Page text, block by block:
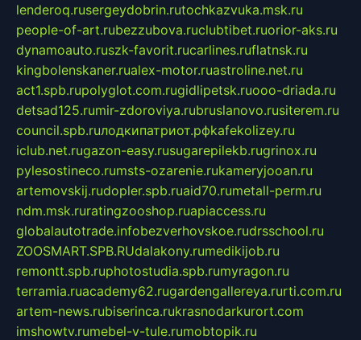
lenderoq.rusergeydobrin.rutochkazvuka.msk.ru
people-of-art.rubezzubova.ruclubtibet.ruorior-aks.ru
dynamoauto.ruszk-favorit.rucarlines.ruflatnsk.ru
kingbolenskaner.rualex-motor.ruastroline.net.ru
act1.spb.rupolyglot.com.rugidlipetsk.ruooo-driada.ru
detsad125.rumir-zdoroviya.rubruslanovo.rusiterem.ru
council.spb.ruлодкипатриот.рфkafekolizey.ru
iclub.net.rugazon-easy.rusugarepilekb.rugrinox.ru
pylesostineco.rumsts-ozarenie.rukameryjooan.ru
artemovskij.rudopler.spb.ruaid70.rumetall-perm.ru
ndm.msk.ruratingzooshop.ruapiaccess.ru
globalautotrade.infobezverhovskoe.rudrsschool.ru
ZOOSMART.SPB.RUdalakony.rumedikijob.ru
remontt.spb.ruphotostudia.spb.rumyragon.ru
terramia.ruacademy62.rugardengallereya.rurti.com.ru
artem-news.rubiserinca.rukrasnodarkurort.com
imshowtv.rumebel-v-tule.rumobtopik.ru